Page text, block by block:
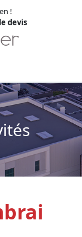
!
devis